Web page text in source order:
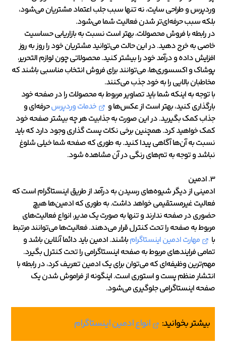
وردپرسو طراحی سایت، نه تنها سبب جلب اعتماد مشتریان می‌شود،
بلکه سبب حرفه‌ای‌تر شدن فعالیت شما می‌شود.
در رابطه با فروش محصولات، بهتر است نسبت به بازاریابی حساسیت
خاصی به خرج دهید. در این حالت می‌توانید مشتریان خود را روز به روز
افزایش داده و درآمد خود را بیشتر کنید. محصولاتی چون لوازم التحریر،
پوشاک و اکسسوری‌ها، می‌توانند برای فروش انتخاب مناسبی باشند که
مخاطبان بالایی را به خود جذب می‌کنند.
با توجه به اینکه شما باید تصاویر مربوط به محصولات را در صفحه خود
بارگذاری کنید، بهتر است از عکس‌ها و
خدمات وردپرسحرفه‌ای و
جذاب کمک بگیرید. در این صورت به جذابیت هر چه بیشتر صفحه خود
کمک خواهید کرد. همچنین برخی نکات پست گذاری وجود دارد که باید
نسبت به آن‌ها آگاهی پیدا کنید. به طوری که صفحه شما خیلی شلوغ
نباشد و توجه به تم‌های رنگی در آن مشاهده شود.
3. ادمین
ادمینی از دیگر شیوه‌های رسیدن به درآمد از طریق اینستاگرام است که
فعالیت غیرمستقیمی خواهد داشت. به طوری که ادمین‌ها هیچ
حضوری در صفحه ندارند و تنها به صورت یک مدیر، انواع فعالیت‌های
مربوط به صفحه را تحت کنترل قرار می‌دهند. فعالیت‌ها می‌توانند مرتبط
با
مهارت ادمین اینستاگرامباشند. ادمین باید دائما آنلاین باشد و
تمامی فرایندهای مربوط به صفحه اینستاگرامی را تحت کنترل بگیرد.
مهم‌ترین وظیفه‌ای که می‌توان برای یک ادمین تعریف کرد، در رابطه با
انتشار منظم پست و استوری است. اینگونه از فراموش شدن یک
صفحه اینستاگرامی جلوگیری می‌شود.
بیشتر بخوانید: انواع ادمین اینستاگرام